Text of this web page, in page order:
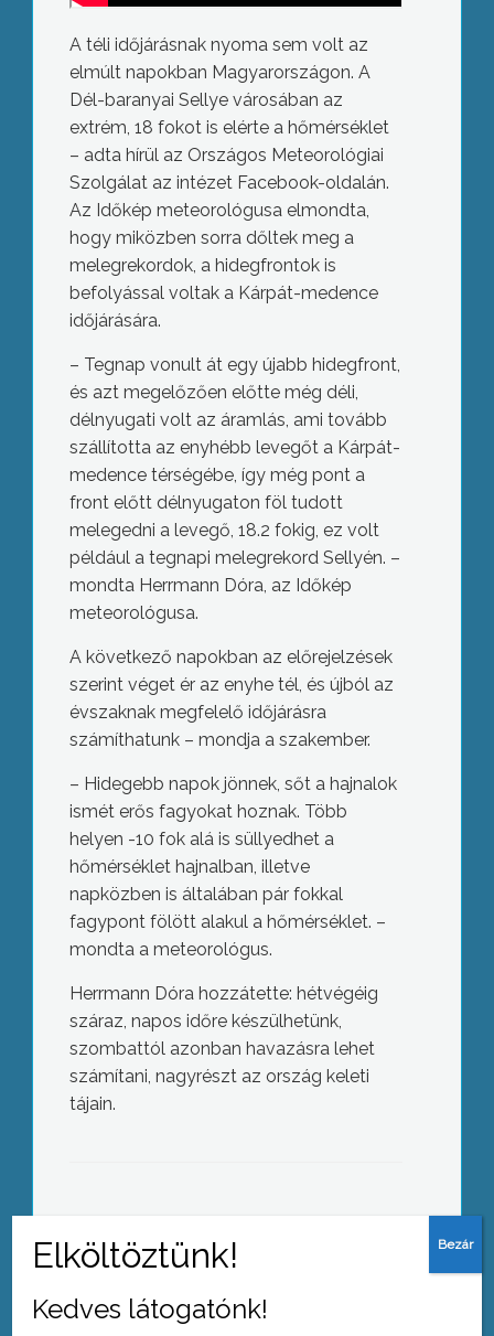
A téli időjárásnak nyoma sem volt az
elmúlt napokban Magyarországon. A
Dél-baranyai Sellye városában az
extrém, 18 fokot is elérte a hőmérséklet
– adta hírül az Országos Meteorológiai
Szolgálat az intézet Facebook-oldalán.
Az Időkép meteorológusa elmondta,
hogy miközben sorra dőltek meg a
melegrekordok, a hidegfrontok is
befolyással voltak a Kárpát-medence
időjárására.
– Tegnap vonult át egy újabb hidegfront,
és azt megelőzően előtte még déli,
délnyugati volt az áramlás, ami tovább
szállította az enyhébb levegőt a Kárpát-
medence térségébe, így még pont a
front előtt délnyugaton föl tudott
melegedni a levegő, 18.2 fokig, ez volt
például a tegnapi melegrekord Sellyén. –
mondta Herrmann Dóra, az Időkép
meteorológusa.
A következő napokban az előrejelzések
szerint véget ér az enyhe tél, és újból az
évszaknak megfelelő időjárásra
számíthatunk – mondja a szakember.
– Hidegebb napok jönnek, sőt a hajnalok
ismét erős fagyokat hoznak. Több
helyen -10 fok alá is süllyedhet a
hőmérséklet hajnalban, illetve
napközben is általában pár fokkal
fagypont fölött alakul a hőmérséklet. –
mondta a meteorológus.
Herrmann Dóra hozzátette: hétvégéig
száraz, napos időre készülhetünk,
szombattól azonban havazásra lehet
számítani, nagyrészt az ország keleti
tájain.
Kedves látogatónk!